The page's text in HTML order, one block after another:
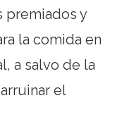
premiados y
la comida en
a salvo de la
el